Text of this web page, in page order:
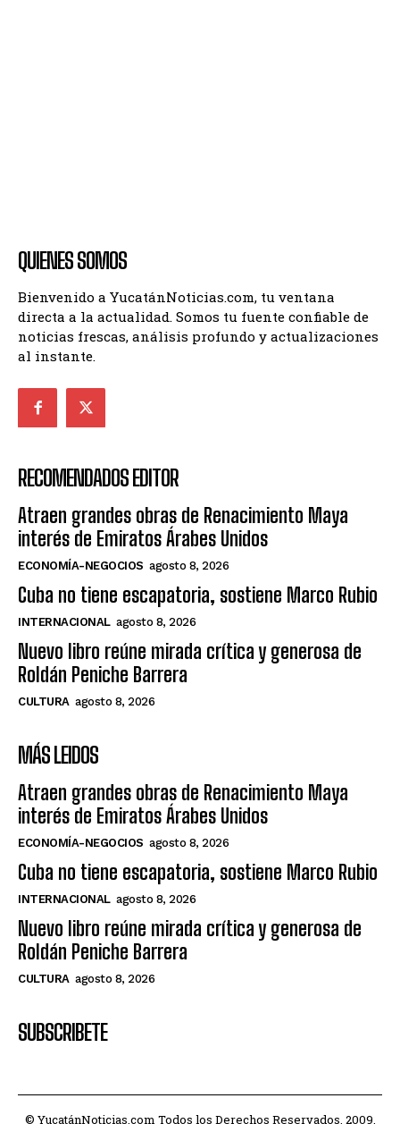
QUIENES SOMOS
Bienvenido a YucatánNoticias.com, tu ventana
directa a la actualidad. Somos tu fuente confiable de
noticias frescas, análisis profundo y actualizaciones
al instante.
RECOMENDADOS EDITOR
Atraen grandes obras de Renacimiento Maya
interés de Emiratos Árabes Unidos
ECONOMÍA-NEGOCIOS agosto 8, 2026
Cuba no tiene escapatoria, sostiene Marco Rubio
INTERNACIONAL agosto 8, 2026
Nuevo libro reúne mirada crítica y generosa de
Roldán Peniche Barrera
CULTURA agosto 8, 2026
MÁS LEIDOS
Atraen grandes obras de Renacimiento Maya
interés de Emiratos Árabes Unidos
ECONOMÍA-NEGOCIOS agosto 8, 2026
Cuba no tiene escapatoria, sostiene Marco Rubio
INTERNACIONAL agosto 8, 2026
Nuevo libro reúne mirada crítica y generosa de
Roldán Peniche Barrera
CULTURA agosto 8, 2026
SUBSCRIBETE
© YucatánNoticias.com Todos los Derechos Reservados. 2009.